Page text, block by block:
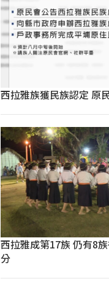
西拉雅族獲民族認定 原
西拉雅成第17族 仍有8
分